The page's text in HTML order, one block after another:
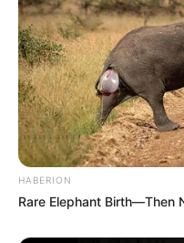
HABERION
Rare Elephant Birth—Then